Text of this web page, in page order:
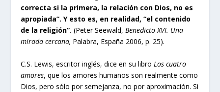
correcta si la primera, la relación con Dios, no es
apropiada”. Y esto es, en realidad, “el contenido
de la religión”. (Peter Seewald,Benedicto XVI. Una
mirada cercana, Palabra, España 2006, p. 25).
C.S. Lewis, escritor inglés, dice en su libro Los cuatro
amores, que los amores humanos son realmente como
Dios, pero sólo por semejanza, no por aproximación. Si